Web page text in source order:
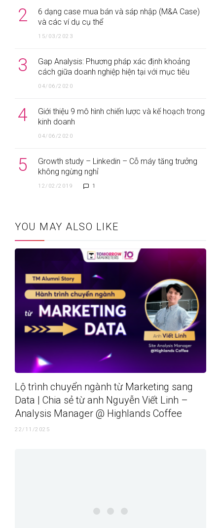
2
6 dạng case mua bán và sáp nhập (M&A Case)
và các ví dụ cụ thể
15/03/2023
3
Gap Analysis: Phương pháp xác định khoảng
cách giữa doanh nghiệp hiện tại với mục tiêu
04/06/2020
4
Giới thiệu 9 mô hình chiến lược và kế hoạch trong
kinh doanh
04/06/2020
5
Growth study – Linkedin – Cỗ máy tăng trưởng
không ngừng nghỉ
12/02/2019 1
YOU MAY ALSO LIKE
Lộ trình chuyển ngành từ Marketing sang
Data | Chia sẻ từ anh Nguyễn Viết Linh –
Analysis Manager @ Highlands Coffee
22/11/2025